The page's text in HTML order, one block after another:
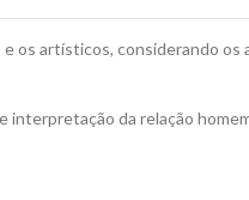
os artísticos, considerando
da relação